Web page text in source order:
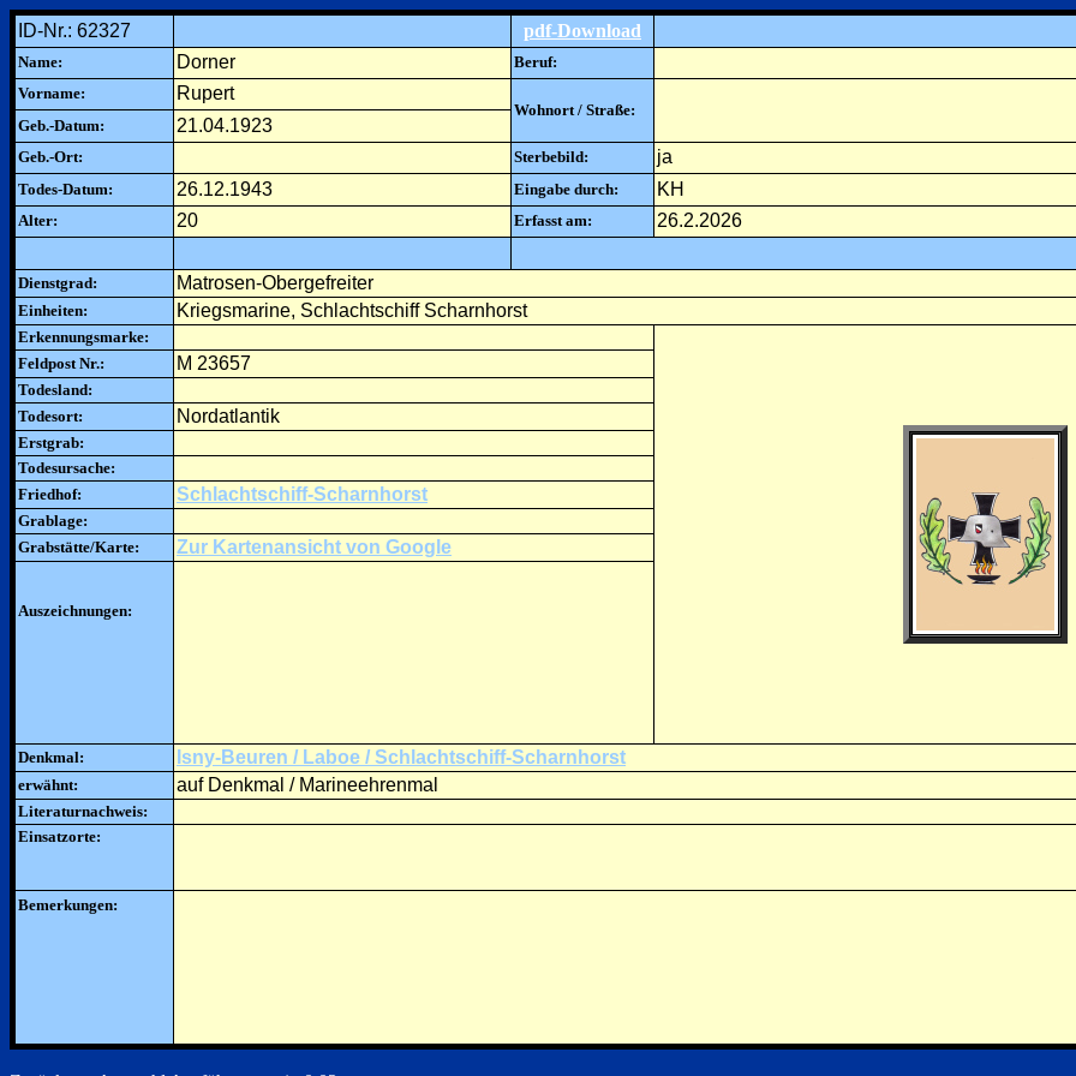
ID-Nr.: 62327 pdf-Download
Name: Dorner
Beruf:
Vorname:
Rupert
Wohnort / Straße:
Geb.-Datum:
21.04.1923
Geb.-Ort: Sterbebild: ja
Todes-Datum: 26.12.1943 Eingabe durch: KH
Alter: 20 Erfasst am: 26.2.2026
Dienstgrad: Matrosen-Obergefreiter
Einheiten: Kriegsmarine, Schlachtschiff Scharnhorst
Erkennungsmarke:
Feldpost Nr.:
M 23657
Todesland:
Todesort:
Nordatlantik
Erstgrab:
Todesursache:
Friedhof:
Schlachtschiff-Scharnhorst
Grablage:
Grabstätte/Karte:
Zur Kartenansicht von Google
Auszeichnungen:
Denkmal: Isny-Beuren / Laboe / Schlachtschiff-Scharnhorst
erwähnt: auf Denkmal / Marineehrenmal
Literaturnachweis:
Einsatzorte:
Bemerkungen: